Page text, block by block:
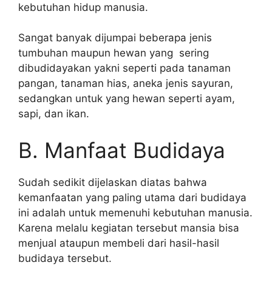
kebutuhan hidup manusia.
Sangat banyak dijumpai beberapa jenis
tumbuhan maupun hewan yang sering
dibudidayakan yakni seperti pada tanaman
pangan, tanaman hias, aneka jenis sayuran,
sedangkan untuk yang hewan seperti ayam,
sapi, dan ikan.
B. Manfaat Budidaya
Sudah sedikit dijelaskan diatas bahwa
kemanfaatan yang paling utama dari budidaya
ini adalah untuk memenuhi kebutuhan manusia.
Karena melalu kegiatan tersebut mansia bisa
menjual ataupun membeli dari hasil-hasil
budidaya tersebut.